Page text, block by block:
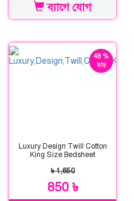
ব্যাগে যোগ
48 %
ছাড়
Luxury Design Twill Cotton
King Size Bedsheet
৳ 1,650
850 ৳